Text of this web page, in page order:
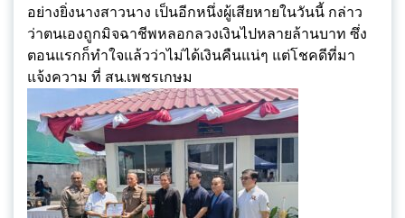
อย่างยิ่งนางสาวนาง เป็นอีกหนึ่งผู้เสียหายในวันนี้ กล่าว
ว่าตนเองถูกมิจฉาชีพหลอกลวงเงินไปหลายล้านบาท ซึ่ง
ตอนแรกก็ทำใจแล้วว่าไม่ได้เงินคืนแน่ๆ แต่โชคดีที่มา
แจ้งความ ที่ สน.เพชรเกษม